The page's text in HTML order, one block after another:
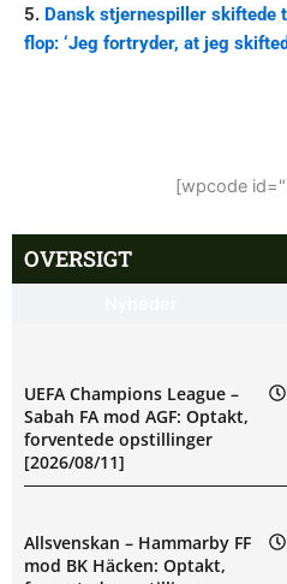
5. Dansk stjernespiller skiftede
flop: ‘Jeg fortryder, at jeg
[wpcode
OVERSIGT
UEFA Champions League –
Sabah FA mod AGF: Optakt,
forventede opstillinger
[2026/08/11]
Allsvenskan – Hammarby FF
mod BK Häcken: Optakt,